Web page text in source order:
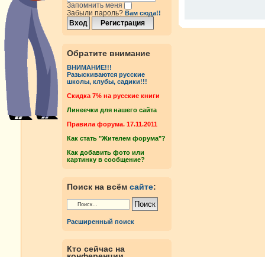
Запомнить меня
Забыли пароль? Вам сюда!!
Обратите внимание
ВНИМАНИЕ!!!
Разыскиваются русские
школы, клубы, садики!!!
Cкидка 7% на русские книги
Линеечки для нашего сайта
Правила форума. 17.11.2011
Как стать "Жителем форума"?
Как добавить фото или
картинку в сообщение?
Поиск на всём сайте:
Расширенный поиск
Кто сейчас на